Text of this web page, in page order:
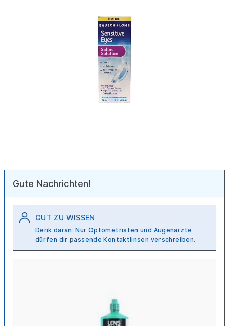
Gute Nachrichten!
GUT ZU WISSEN
Denk daran: Nur Optometristen und Augenärzte
dürfen dir passende Kontaktlinsen verschreiben.